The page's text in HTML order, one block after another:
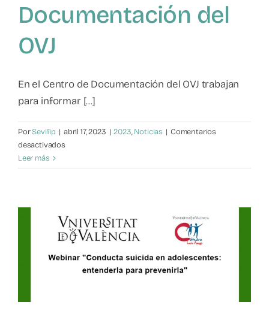
Mapa de recursos
Observatorio VFP
Contacto
Documentación del
OVJ
En el Centro de Documentación del OVJ trabajan
para informar [...]
PorSevifip | abril 17, 2023 | 2023,Noticias | Comentarios
desactivadosen
recopilados
de
Documentación
OVJ
Leer más